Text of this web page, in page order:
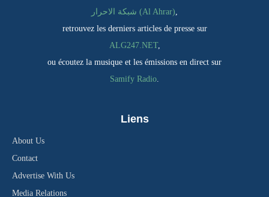
شبكة الاحرار (Al Ahrar),
retrouvez les derniers articles de presse sur
ALG247.NET,
ou écoutez la musique et les émissions en direct sur
Samify Radio.
Liens
About Us
Contact
Advertise With Us
Media Relations